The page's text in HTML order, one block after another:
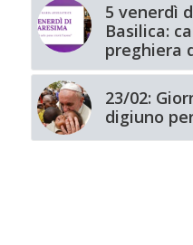
5 venerdì
Basilica:
preghiera
23/02:
digiuno